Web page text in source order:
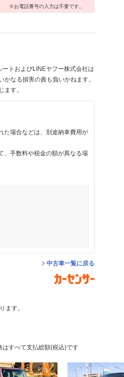
※お電話番号の入力は不要です。
トおよびLINEヤフー株式会社は
なる損害の責も負いかねます。
す。
た場合などは、別途納車費用が
、手数料や税金の額が異なる場
中古車一覧に戻る
ます。
すべて支払総額(税込)です